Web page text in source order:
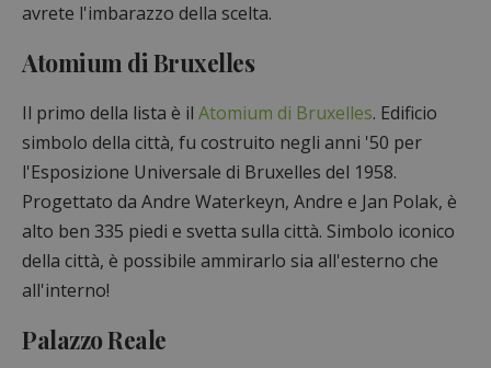
avrete l'imbarazzo della scelta.
Atomium di Bruxelles
Il primo della lista è il Atomium di Bruxelles. Edificio
simbolo della città, fu costruito negli anni '50 per
l'Esposizione Universale di Bruxelles del 1958.
Progettato da Andre Waterkeyn, Andre e Jan Polak, è
alto ben 335 piedi e svetta sulla città. Simbolo iconico
della città, è possibile ammirarlo sia all'esterno che
all'interno!
Palazzo Reale